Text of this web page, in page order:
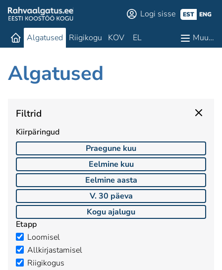
Logi sisse EST ENG
Algatused Riigikogu KOV EL Muu…
Algatused
Filtrid
Kiirpäringud
Praegune kuu
Eelmine kuu
Eelmine aasta
V. 30 päeva
Kogu ajalugu
Etapp
Loomisel
Allkirjastamisel
Riigikogus